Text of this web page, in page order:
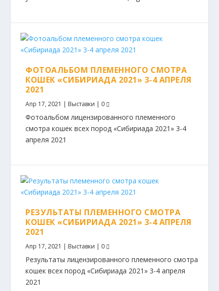
ФОТОАЛЬБОМ ПЛЕМЕННОГО СМОТРА
КОШЕК «СИБИРИАДА 2021» 3-4 АПРЕЛЯ
2021
Апр 17, 2021 | Выставки | 0
Фотоальбом лицензированного племенного
смотра кошек всех пород «Сибириада 2021» 3-4
апреля 2021
РЕЗУЛЬТАТЫ ПЛЕМЕННОГО СМОТРА
КОШЕК «СИБИРИАДА 2021» 3-4 АПРЕЛЯ
2021
Апр 17, 2021 | Выставки | 0
Результаты лицензированного племенного смотра
кошек всех пород «Сибириада 2021» 3-4 апреля
2021